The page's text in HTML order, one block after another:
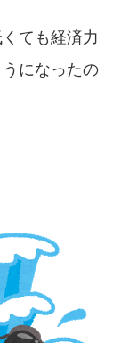
ても経済力
になったの